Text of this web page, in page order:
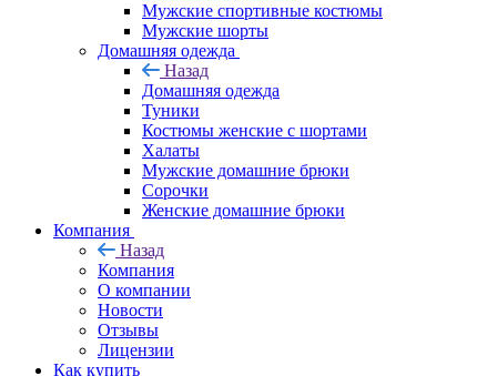
Мужские спортивные костюмы
Мужские шорты
Домашняя одежда
Назад
Домашняя одежда
Туники
Костюмы женские с шортами
Халаты
Мужские домашние брюки
Сорочки
Женские домашние брюки
Компания
Назад
Компания
О компании
Новости
Отзывы
Лицензии
Как купить